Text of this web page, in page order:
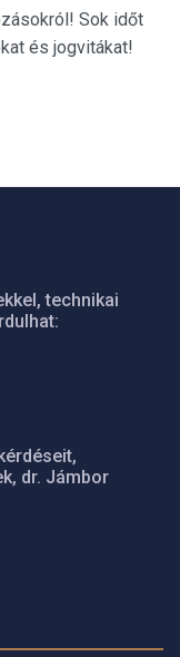
Sok időt
és jogvitákat!
technikai
dr. Jámbor